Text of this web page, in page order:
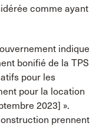
comme ayant
indique
bonifié de la TPS
pour les
pour la location
2023] ».
prennent